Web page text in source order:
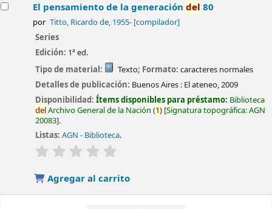
El pensamiento de la generacióndel 80
por Titto, Ricardo de, 1955-[compilador]
Series
Edición: 1ª ed.
Tipo de material:
Texto; Formato: caracteres normales
Detalles de publicación: Buenos Aires : El ateneo,2009
Disponibilidad:Ítems disponibles para préstamo: Biblioteca
delArchivo General de la Nación (1) Signatura topográfica:AGN
20083 .
Listas: AGN - Biblioteca.
valoración
Agregar al carrito